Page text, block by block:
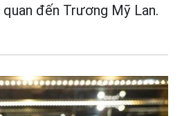
quan đến Trương Mỹ Lan.